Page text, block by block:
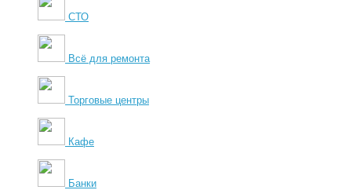
СТО
Всё для ремонта
Торговые центры
Кафе
Банки